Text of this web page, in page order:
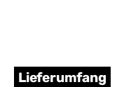
Lieferumfang